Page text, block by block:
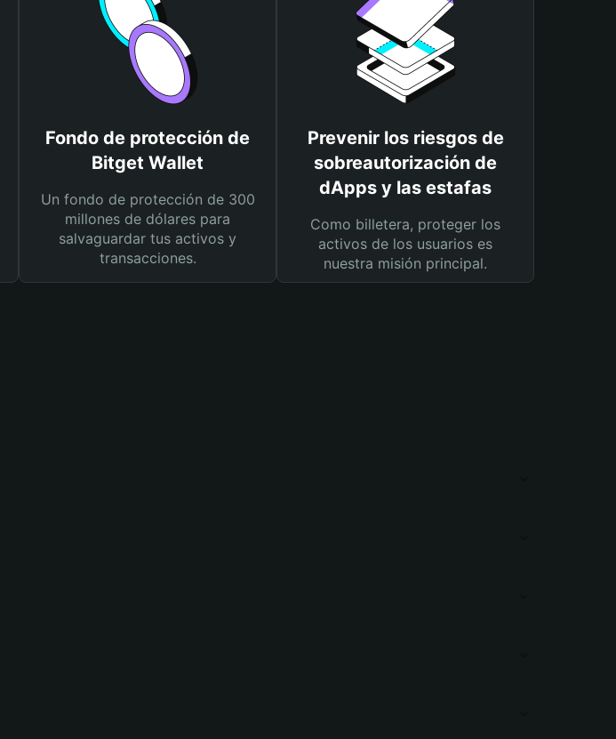
Fondo de protección de
Bitget Wallet
Un fondo de protección de 300
millones de dólares para
salvaguardar tus activos y
transacciones.
Prevenir los riesgos de
sobreautorización de
dApps y las estafas
Como billetera, proteger los
activos de los usuarios es
nuestra misión principal.